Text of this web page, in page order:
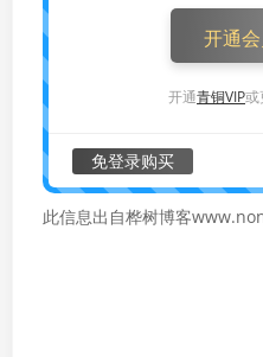
开通
开通青铜VIP或
免登录购买
此信息出自桦树博客